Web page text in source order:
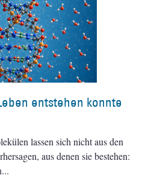
entstehen konnte
lassen sich nicht aus den
aus denen sie bestehen: